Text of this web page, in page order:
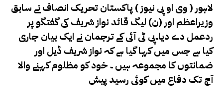
لاہور ( وی او پی نیوز ) پاکستان تحریک انصاف نے سابق
وزیراعظم اور (ن) لیگ قائد نواز شریف کی گفتگو پر
ردعمل دے دیا۔پی ٹی آئی کے ترجمان نے ایک بیان جاری
کیا ہے جس میں کہا گیا ہے کہ نواز شریف ڈیل اور
ضمانتوں کا مجموعہ ہیں ۔ خود کو مظلوم کہنے والا
آج تک دفاع میں کوئی رسید پیش